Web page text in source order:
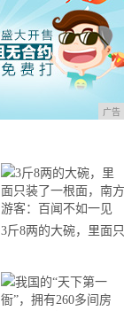
广告
3斤8两的大碗，里面只
客：百闻不如一见